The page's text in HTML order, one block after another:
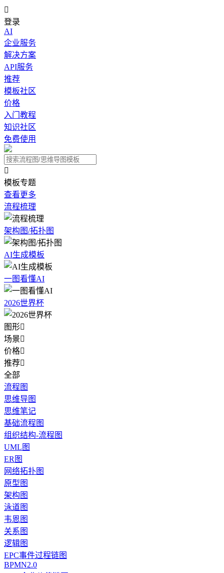

登录
AI
企业服务
解决方案
API服务
推荐
模板社区
价格
入门教程
知识社区
免费使用

模板专题
查看更多
流程梳理
架构图/拓扑图
AI生成模板
一图看懂AI
2026世界杯
图形
场景
价格
推荐
全部
流程图
思维导图
思维笔记
基础流程图
组织结构-流程图
UML图
ER图
网络拓扑图
原型图
架构图
泳道图
韦恩图
关系图
逻辑图
EPC事件过程链图
BPMN2.0